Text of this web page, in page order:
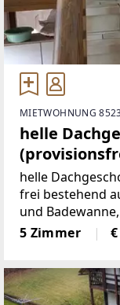
MIETWOHNUNG
helle
helle
frei bestehend
und
Wohnzimmermit
möbelierte
5 Zimmer